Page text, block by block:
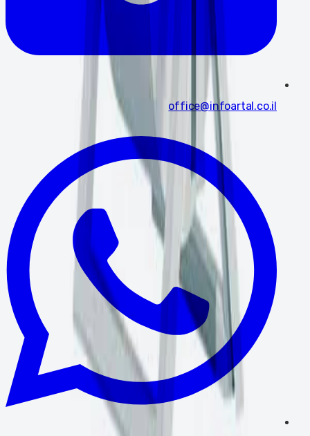
office@infoartal.co.il